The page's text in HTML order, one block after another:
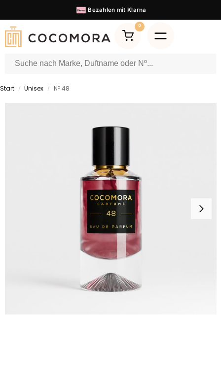
Bezahlen mit Klarna
0
Start / Unisex / Nº 48